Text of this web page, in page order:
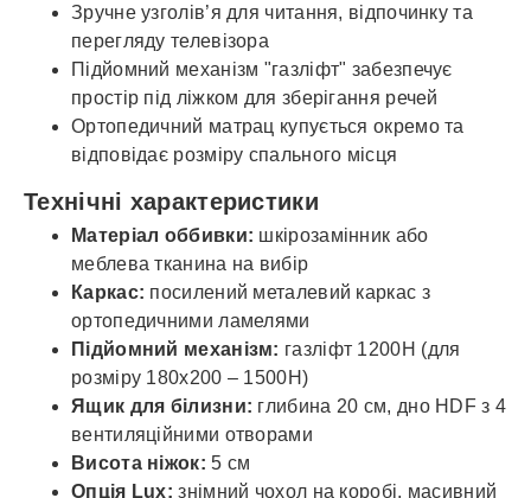
Зручне узголів’я для читання, відпочинку та
перегляду телевізора
Підйомний механізм "газліфт" забезпечує
простір під ліжком для зберігання речей
Ортопедичний матрац купується окремо та
відповідає розміру спального місця
Технічні характеристики
Матеріал оббивки: шкірозамінник або
меблева тканина на вибір
Каркас: посилений металевий каркас з
ортопедичними ламелями
Підйомний механізм: газліфт 1200Н (для
розміру 180x200 – 1500Н)
Ящик для білизни: глибина 20 см, дно HDF з 4
вентиляційними отворами
Висота ніжок: 5 см
Опція Lux: знімний чохол на коробі, масивний